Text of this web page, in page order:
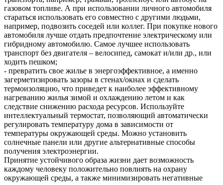
газовом топливе. А при использовании личного автомобиля
стараться использовать его совместно с другими людьми,
например, подвозить соседей или коллег. При покупке нового
автомобиля лучше отдать предпочтение электрическому или
гибридному автомобилю. Самое лучшее использовать
транспорт без двигателя – велосипед, самокат и/или др., или
ходить пешком;
- превратить свое жилье в энергоэффективное, а именно
загерметизировать зазоры в стенах/окнах и сделать
термоизоляцию, что приведет к наиболее эффективному
нагреванию жилья зимой и охлаждению летом и как
следствие снижению расхода ресурсов. Используйте
интеллектуальный термостат, позволяющий автоматически
регулировать температуру дома в зависимости от
температуры окружающей среды. Можно установить
солнечные панели или другие альтернативные способы
получения электроэнергии.
Принятие устойчивого образа жизни дает возможность
каждому человеку положительно повлиять на охрану
окружающей среды, а также минимизировать негативные